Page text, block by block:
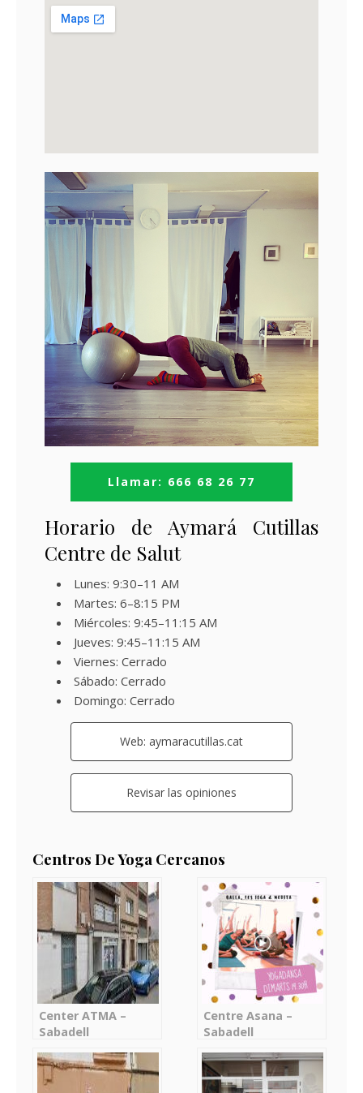
Llamar: 666 68 26 77
Horario de Aymará Cutillas
Centre de Salut
Lunes: 9:30–11 AM
Martes: 6–8:15 PM
Miércoles: 9:45–11:15 AM
Jueves: 9:45–11:15 AM
Viernes: Cerrado
Sábado: Cerrado
Domingo: Cerrado
Web: aymaracutillas.cat
Revisar las opiniones
Centros De Yoga Cercanos
Center ATMA –
Sabadell
Centre Asana –
Sabadell